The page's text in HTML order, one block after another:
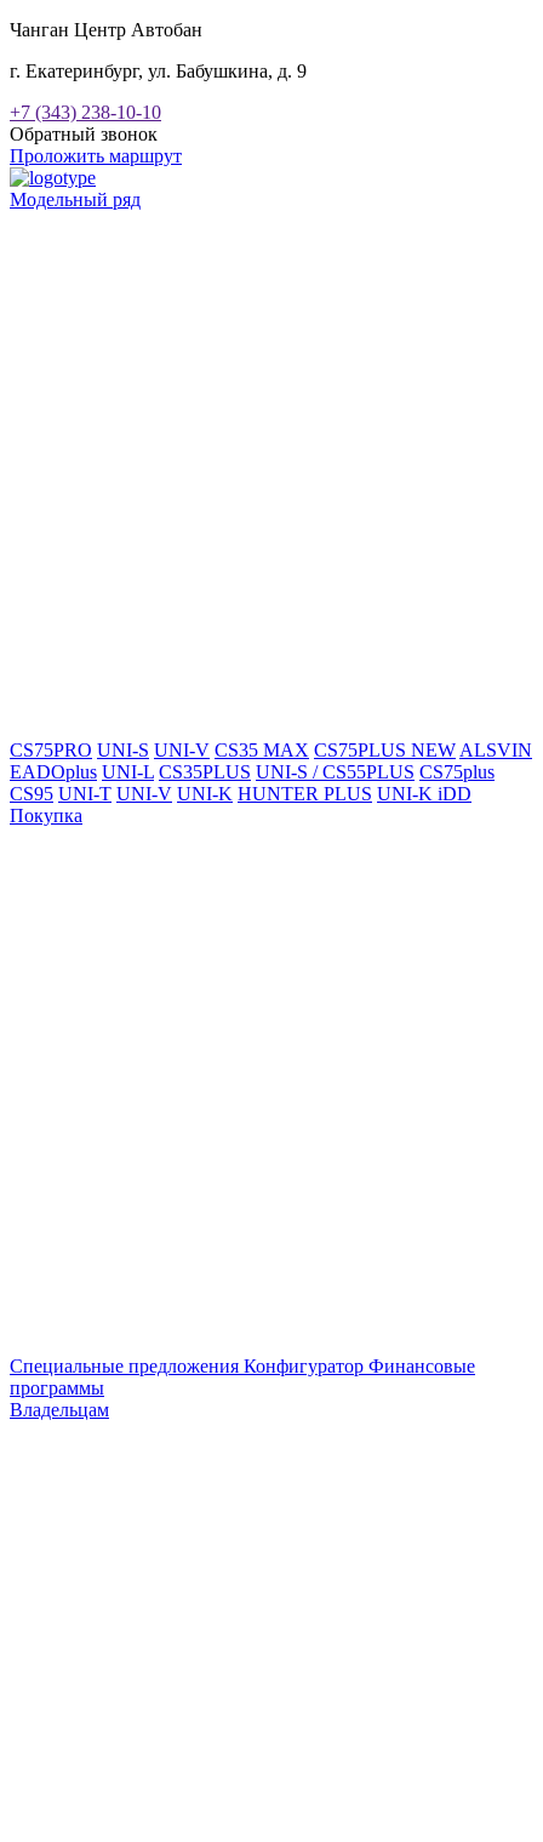
Чанган Центр Автобан
г. Екатеринбург, ул. Бабушкина, д. 9
+7 (343) 238-10-10
Обратный звонок
Проложить маршрут
Модельный ряд
CS75PRO UNI-S UNI-V CS35 MAX CS75PLUS NEW ALSVIN
EADOplus UNI-L CS35PLUS UNI-S / CS55PLUS CS75plus
CS95 UNI-T UNI-V UNI-K HUNTER PLUS UNI-K iDD
Покупка
Специальные предложения Конфигуратор Финансовые
программы
Владельцам